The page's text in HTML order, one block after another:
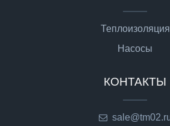
Теплоизоляция
Насосы
КОНТАКТЫ